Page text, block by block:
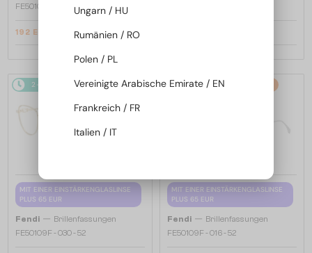
FE50100I - 001 - 53
192 EUR 226 EUR
2-4 WERKTAGE -15%
MIT EINER EINSTÄRKENGLASLINSE
PLUS 65 EUR
Fendi — Brillenfassungen
FE50109F - 030 - 52
2-4 WERKTAGE
MIT EINER EINSTÄRKENGLASLINSE
PLUS 65 EUR
Fendi — Brillenfassungen
FE50109F - 016 - 52
Ungarn / HU
Rumänien / RO
Polen / PL
Vereinigte Arabische Emirate / EN
Frankreich / FR
Italien / IT